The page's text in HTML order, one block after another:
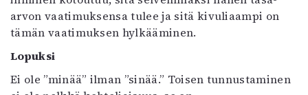
arvon vaatimuksensa tulee ja sitä kivuliaampi on
tämän vaatimuksen hylkääminen.
Lopuksi
Ei ole ”minää” ilman ”sinää.” Toisen tunnustaminen